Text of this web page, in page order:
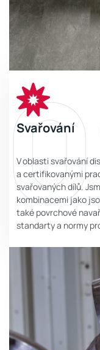
Svařování
V oblasti svařování
a certifikovanými
svařovaných dílů.
kombinacemi jako
také povrchové
standarty a normy